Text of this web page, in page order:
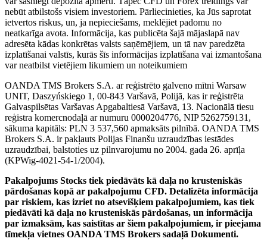
nebūt atbilstošs visiem investoriem. Pārliecinieties, ka Jūs saprotat
ietvertos riskus, un, ja nepieciešams, meklējiet padomu no
neatkarīga avota. Informācija, kas publicēta šajā mājaslapā nav
adresēta kādas konkrētas valsts saņēmējiem, un tā nav paredzēta
izplatīšanai valstīs, kurās šīs informācijas izplatīšana vai izmantošana
var neatbilst vietējiem likumiem un noteikumiem
OANDA TMS Brokers S.A. ar reģistrēto galveno mītni Warsaw
UNIT, Daszyńskiego 1, 00-843 Varšavā, Polijā, kas ir reģistrēta
Galvaspilsētas Varšavas Apgabaltiesā Varšavā, 13. Nacionālā tiesu
reģistra komercnodaļā ar numuru 0000204776, NIP 5262759131,
sākuma kapitāls: PLN 3 537,560 apmaksāts pilnībā. OANDA TMS
Brokers S.A. ir pakļauts Polijas Finanšu uzraudzības iestādes
uzraudzībai, balstoties uz pilnvarojumu no 2004. gada 26. aprīļa
(KPWig-4021-54-1/2004).
Pakalpojums Stocks tiek piedāvāts kā daļa no krusteniskās
pārdošanas kopā ar pakalpojumu CFD. Detalizēta informācija
par riskiem, kas izriet no atsevišķiem pakalpojumiem, kas tiek
piedāvāti kā daļa no krusteniskās pārdošanas, un informācija
par izmaksām, kas saistītas ar šiem pakalpojumiem, ir pieejama
tīmekļa vietnes OANDA TMS Brokers sadaļā Dokumenti.